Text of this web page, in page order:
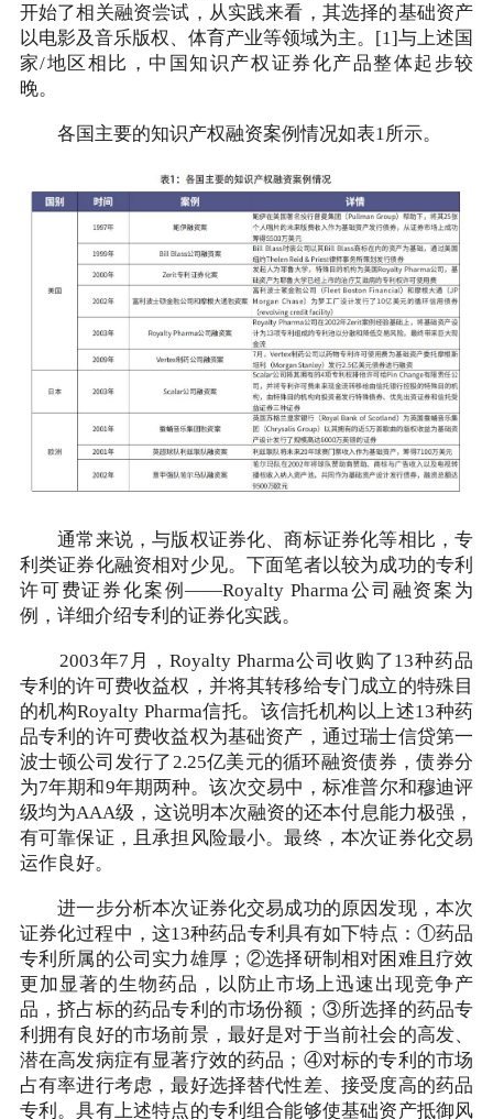
开始了相关融资尝试，从实践来看，其选择的基础资产
以电影及音乐版权、体育产业等领域为主。[1]与上述国
家/地区相比，中国知识产权证券化产品整体起步较
晚。
各国主要的知识产权融资案例情况如表1所示。
通常来说，与版权证券化、商标证券化等相比，专
利类证券化融资相对少见。下面笔者以较为成功的专利
许可费证券化案例——Royalty Pharma公司融资案为
例，详细介绍专利的证券化实践。
2003年7月，Royalty Pharma公司收购了13种药品
专利的许可费收益权，并将其转移给专门成立的特殊目
的机构Royalty Pharma信托。该信托机构以上述13种药
品专利的许可费收益权为基础资产，通过瑞士信贷第一
波士顿公司发行了2.25亿美元的循环融资债券，债券分
为7年期和9年期两种。该次交易中，标准普尔和穆迪评
级均为AAA级，这说明本次融资的还本付息能力极强，
有可靠保证，且承担风险最小。最终，本次证券化交易
运作良好。
进一步分析本次证券化交易成功的原因发现，本次
证券化过程中，这13种药品专利具有如下特点：①药品
专利所属的公司实力雄厚；②选择研制相对困难且疗效
更加显著的生物药品，以防止市场上迅速出现竞争产
品，挤占标的药品专利的市场份额；③所选择的药品专
利拥有良好的市场前景，最好是对于当前社会的高发、
潜在高发病症有显著疗效的药品；④对标的专利的市场
占有率进行考虑，最好选择替代性差、接受度高的药品
专利。具有上述特点的专利组合能够使基础资产抵御风